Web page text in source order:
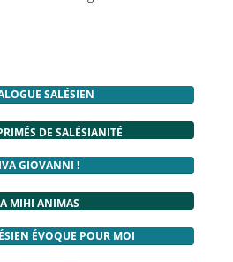
SALÉSIEN
DE SALÉSIANITÉ
GIOVANNI !
MIHI ANIMAS
ÉVOQUE POUR MOI